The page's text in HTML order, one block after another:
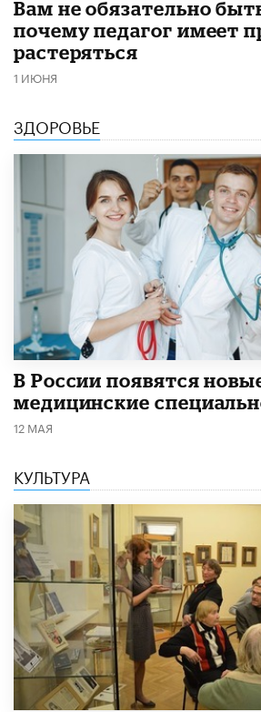
​Вам не обязательно
почему педагог имеет
растеряться
1 ИЮНЯ
ЗДОРОВЬЕ
В России появятся
медицинские
12 МАЯ
КУЛЬТУРА